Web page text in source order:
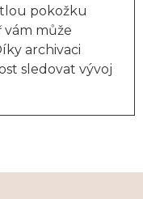
pokožku
může
archivaci
sledovat vývoj